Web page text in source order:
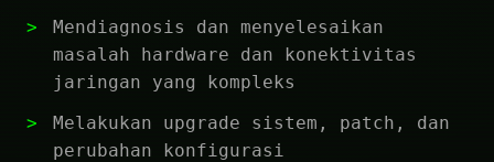
Mendiagnosis dan menyelesaikan
masalah hardware dan konektivitas
jaringan yang kompleks
Melakukan upgrade sistem, patch, dan
perubahan konfigurasi